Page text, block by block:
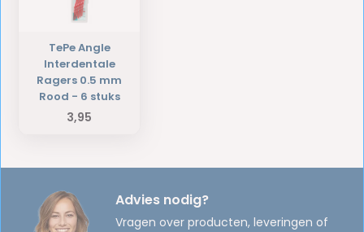
TePe Angle
Interdentale
Ragers 0.5 mm
Rood - 6 stuks
3,95
Advies nodig?
Vragen over producten, leveringen of